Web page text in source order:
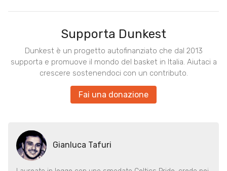
Supporta Dunkest
Dunkest è un progetto autofinanziato che dal 2013
supporta e promuove il mondo del basket in Italia. Aiutaci a
crescere sostenendoci con un contributo.
Fai una donazione
Gianluca Tafuri